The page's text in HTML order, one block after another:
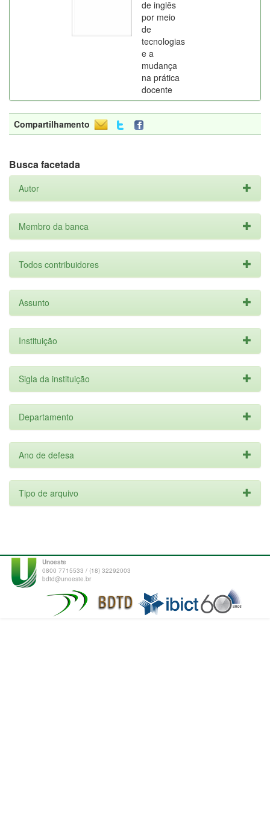
de inglês
por meio
de
tecnologias
e a
mudança
na prática
docente
Compartilhamento
Busca facetada
Autor
Membro da banca
Todos contribuidores
Assunto
Instituição
Sigla da instituição
Departamento
Ano de defesa
Tipo de arquivo
Unoeste
0800 7715533 / (18) 32292003
bdtd@unoeste.br